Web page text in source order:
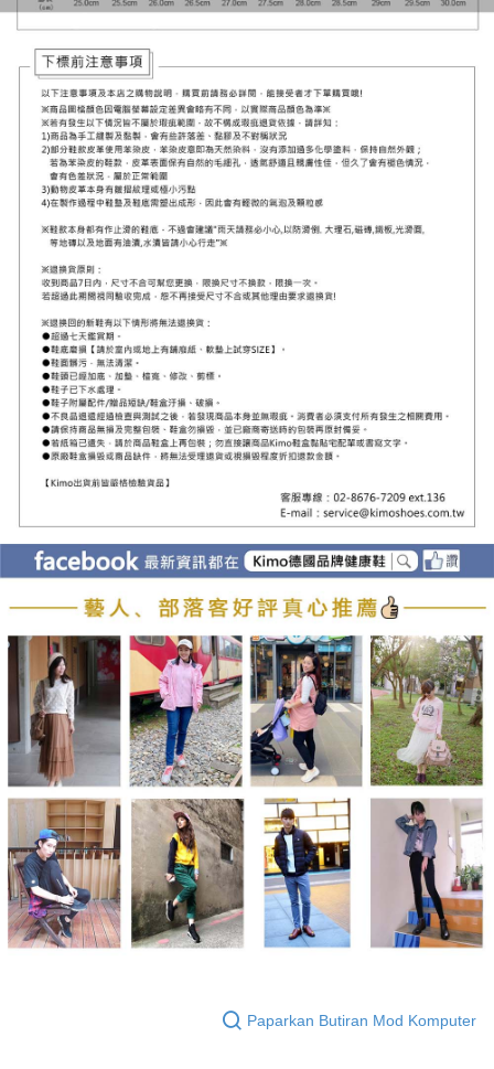
Paparkan Butiran Mod Komputer